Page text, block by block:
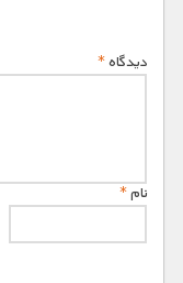
دیدگاه*
نام*